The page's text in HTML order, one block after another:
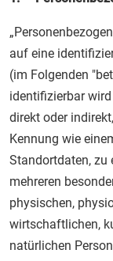
auf eine
(im Folgenden
identifizierbar
direkt oder
Kennung wie
Standortdaten, zu
mehreren
physischen,
wirtschaftlichen,
natürlichen